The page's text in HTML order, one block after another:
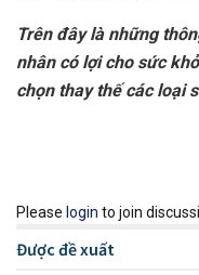
Trên đây là những
nhân có lợi cho sức
chọn thay thế các loại
Please login to join
Được đề xuất